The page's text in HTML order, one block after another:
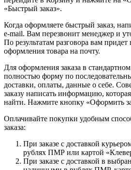
«Быстрый заказ».
Когда оформляете быстрый заказ,
e-mail. Вам перезвонит менеджер и
По результатам разговора вам
оформления товара на почту.
Для оформления заказа в
полностью форму по
доставки, оплаты, данные о себе.
заказу написать информацию,
найти. Нажмите кнопку «Оформить
Оплачивайте покупки удобным
заказа:
При заказе с доставкой
рублях ПМР или картой
При заказе с доставкой в